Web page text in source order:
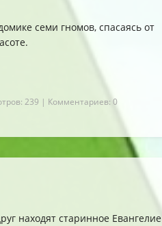
семи гномов, спасаясь от
239 | Комментариев: 0
находят старинное Евангелие